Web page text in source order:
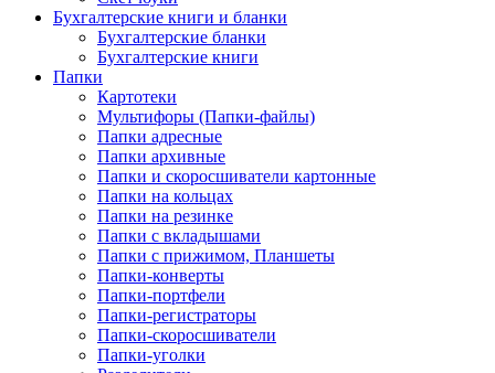
Бухгалтерские книги и бланки
Бухгалтерские бланки
Бухгалтерские книги
Папки
Картотеки
Мультифоры (Папки-файлы)
Папки адресные
Папки архивные
Папки и скоросшиватели картонные
Папки на кольцах
Папки на резинке
Папки с вкладышами
Папки с прижимом, Планшеты
Папки-конверты
Папки-портфели
Папки-регистраторы
Папки-скоросшиватели
Папки-уголки